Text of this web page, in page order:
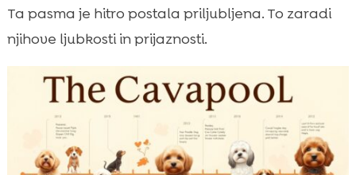
Ta pasma je hitro postala priljubljena. To zaradi
njihove ljubkosti in prijaznosti.